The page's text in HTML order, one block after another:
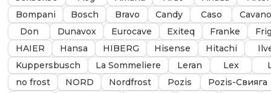
Bompani
Bosch Bravo Candy Caso
Don
Dunavox Eurocave Exiteq Franke
HAIER
Hansa HIBERG Hisense Hitachi
Kuppersbusch
La Sommeliere Leran Lex
no frost
NORD Nordfrost Pozis Pozis-Свияга